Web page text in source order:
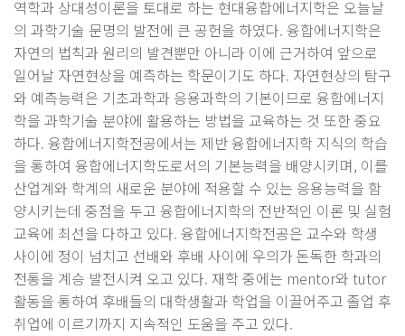
역학과 상대성이론을 토대로 하는 현대융합에너지학은 오늘날
의 과학기술 문명의 발전에 큰 공헌을 하였다. 융합에너지학은
자연의 법칙과 원리의 발견뿐만 아니라 이에 근거하여 앞으로
일어날 자연현상을 예측하는 학문이기도 하다. 자연현상의 탐구
와 예측능력은 기초과학과 응용과학의 기본이므로 융합에너지
학을 과학기술 분야에 활용하는 방법을 교육하는 것 또한 중요
하다. 융합에너지학전공에서는 제반 융합에너지학 지식의 학습
을 통하여 융합에너지학도로서의 기본능력을 배양시키며, 이를
산업계와 학계의 새로운 분야에 적용할 수 있는 응용능력을 함
양시키는데 중점을 두고 융합에너지학의 전반적인 이론 및 실험
교육에 최선을 다하고 있다. 융합에너지학전공은 교수와 학생
사이에 정이 넘치고 선배와 후배 사이에 우의가 돈독한 학과의
전통을 계승 발전시켜 오고 있다. 재학 중에는 mentor와 tutor
활동을 통하여 후배들의 대학생활과 학업을 이끌어주고 졸업 후
취업에 이르기까지 지속적인 도움을 주고 있다.